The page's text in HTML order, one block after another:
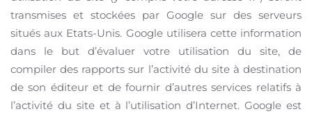
transmises et stockées par Google sur des serveurs
situés aux Etats-Unis. Google utilisera cette information
dans le but d’évaluer votre utilisation du site, de
compiler des rapports sur l’activité du site à destination
de son éditeur et de fournir d’autres services relatifs à
l’activité du site et à l’utilisation d’Internet. Google est